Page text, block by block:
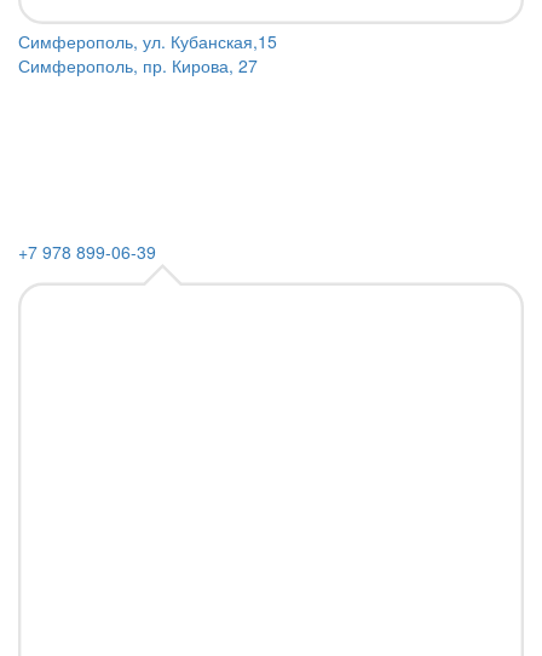
Симферополь, ул. Кубанская,15
Симферополь, пр. Кирова, 27
+7 978 899-06-39